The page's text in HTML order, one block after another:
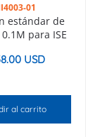
01
estándar de
para ISE
USD
al carrito